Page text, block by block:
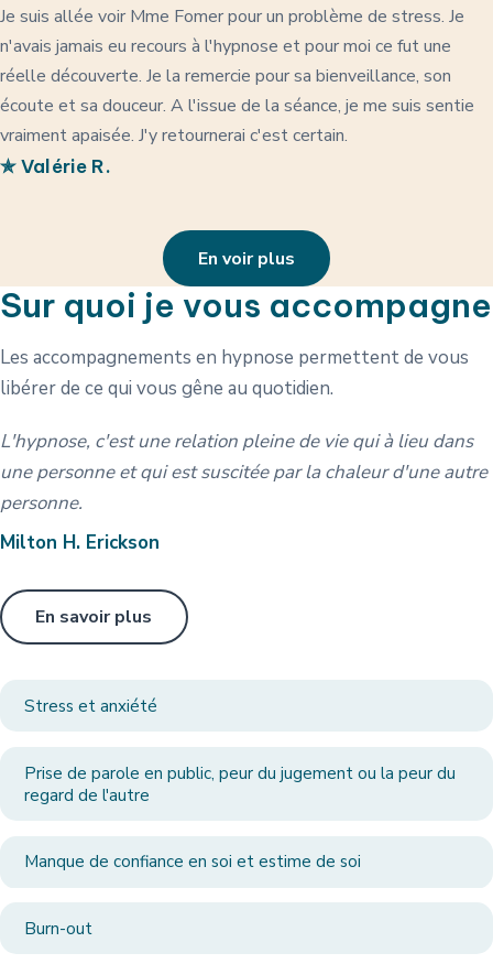
Je suis allée voir Mme Fomer pour un problème de stress. Je
n'avais jamais eu recours à l'hypnose et pour moi ce fut une
réelle découverte. Je la remercie pour sa bienveillance, son
écoute et sa douceur. A l'issue de la séance, je me suis sentie
vraiment apaisée. J'y retournerai c'est certain.
✯ Valérie R.
En voir plus
Sur quoi je vous accompagne
Les accompagnements en hypnose permettent de vous
libérer de ce qui vous gêne au quotidien.
L'hypnose, c'est une relation pleine de vie qui à lieu dans
une personne et qui est suscitée par la chaleur d'une autre
personne.
Milton H. Erickson
En savoir plus
Stress et anxiété
Prise de parole en public, peur du jugement ou la peur du
regard de l'autre
Manque de confiance en soi et estime de soi
Burn-out